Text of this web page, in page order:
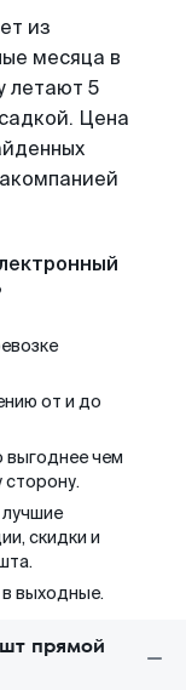
из
месяца в
летают 5
Цена
от и до
выгоднее чем
скидки и
в выходные.
прямой